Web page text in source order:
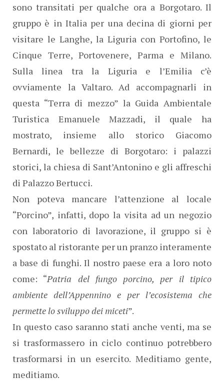
sono transitati per qualche ora a Borgotaro. Il
gruppo è in Italia per una decina di giorni per
visitare le Langhe, la Liguria con Portofino, le
Cinque Terre, Portovenere, Parma e Milano.
Sulla linea tra la Liguria e l’Emilia c’è
ovviamente la Valtaro. Ad accompagnarli in
questa “Terra di mezzo” la Guida Ambientale
Turistica Emanuele Mazzadi, il quale ha
mostrato, insieme allo storico Giacomo
Bernardi, le bellezze di Borgotaro: i palazzi
storici, la chiesa di Sant’Antonino e gli affreschi
di Palazzo Bertucci.
Non poteva mancare l’attenzione al locale
“Porcino”, infatti, dopo la visita ad un negozio
con laboratorio di lavorazione, il gruppo si è
spostato al ristorante per un pranzo interamente
a base di funghi. Il nostro paese era a loro noto
come: “Patria del fungo porcino, per il tipico
ambiente dell’Appennino e per l’ecosistema che
permette lo sviluppo dei miceti”.
In questo caso saranno stati anche venti, ma se
si trasformassero in ciclo continuo potrebbero
trasformarsi in un esercito. Meditiamo gente,
meditiamo.